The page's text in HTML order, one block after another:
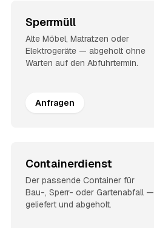
Sperrmüll
Alte Möbel, Matratzen oder
Elektrogeräte — abgeholt ohne
Warten auf den Abfuhrtermin.
Anfragen
Containerdienst
Der passende Container für
Bau-, Sperr- oder Gartenabfall —
geliefert und abgeholt.